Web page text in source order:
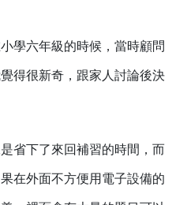
學六年級的時候，當時顧問
得很新奇，跟家人討論後決
省下了來回補習的時間，而
在外面不方便用電子設備的